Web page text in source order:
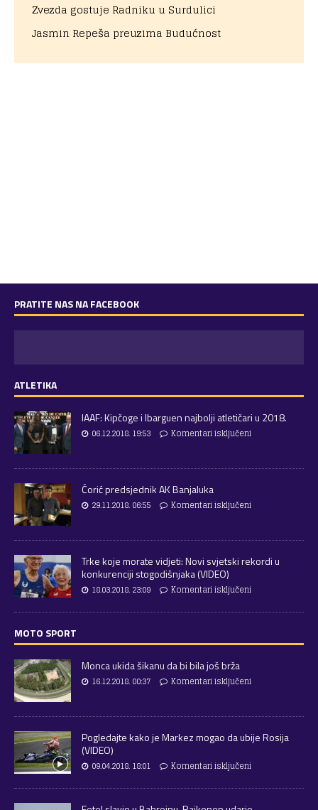
Zvezda gostuje Radniku u Surdulici
Jasmin Repeša preuzima Budućnost
PRATITE NAS NA FACEBOOK
ATLETIKA
IAAF: Kipčoge i Ibarguen najbolji atletičari u 2018.
06.12.2018. 19:53 Komentari isključeni
Ćorić predsjednik AK Banjaluka
29.11.2018. 06:55 Komentari isključeni
Trke koje morate vidjeti: Novi svjetski rekordi u
konkurenciji stogodišnjaka (VIDEO)
18.03.2018. 23:09 Komentari isključeni
MOTO SPORT
Monca ukida šikanu da bi bila još brža
16.12.2018. 00:37 Komentari isključeni
Pogledajte kako je Markez mogao da ubije Rosija
(VIDEO)
09.04.2018. 18:01 Komentari isključeni